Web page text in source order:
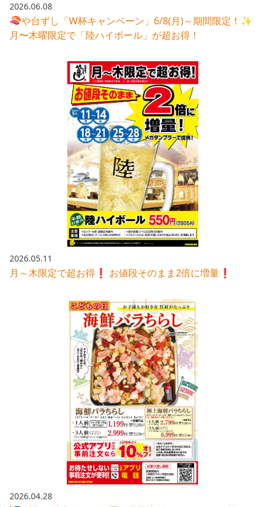
2026.06.08
🍣や台ずし「W杯キャンペーン」6/8(月)～期間限定！✨
月〜木曜限定で「陸ハイボール」が超お得！
2026.05.11
月～木限定で超お得❗️ お値段そのまま2倍に増量❗️
2026.04.28